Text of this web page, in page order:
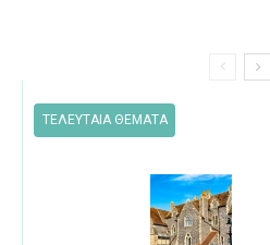
ΤΕΛΕΥΤΑΙΑ ΘΕΜΑΤΑ